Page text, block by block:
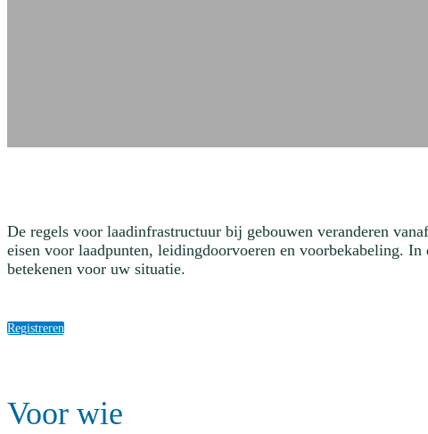
De regels voor laadinfrastructuur bij gebouwen veranderen
eisen voor laadpunten, leidingdoorvoeren en voorbekabeling.
betekenen voor uw situatie.
Registreren
Voor wie